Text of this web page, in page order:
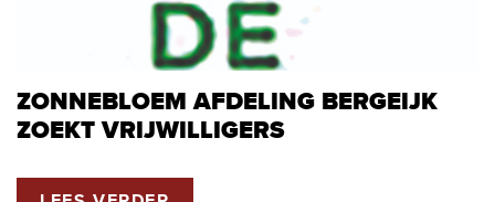
ZONNEBLOEM AFDELING BERGEIJK
ZOEKT VRIJWILLIGERS